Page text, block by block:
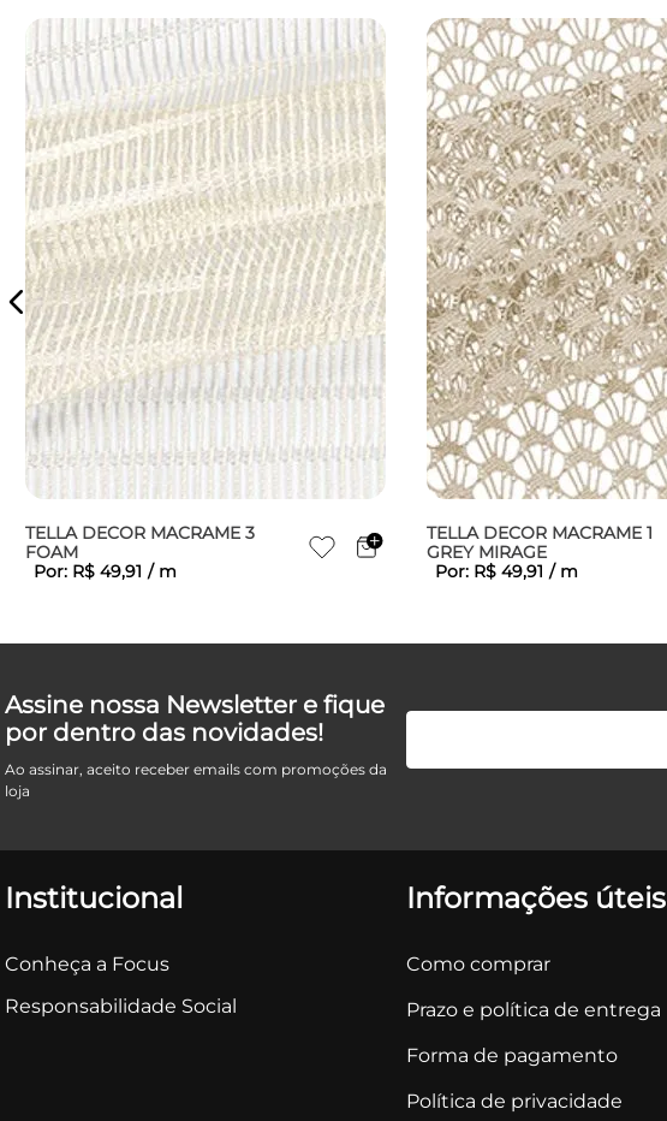
TELLA DECOR MACRAME 3
FOAM
Por: R$ 49,91 / m
TELLA DECOR MACRAME 1
GREY MIRAGE
Por: R$ 49,91 / m
Assine nossa Newsletter e fique
por dentro das novidades!
Ao assinar, aceito receber emails com promoções da
loja
Institucional
Conheça a Focus
Responsabilidade Social
Informações úteis
Como comprar
Prazo e política de entrega
Forma de pagamento
Política de privacidade